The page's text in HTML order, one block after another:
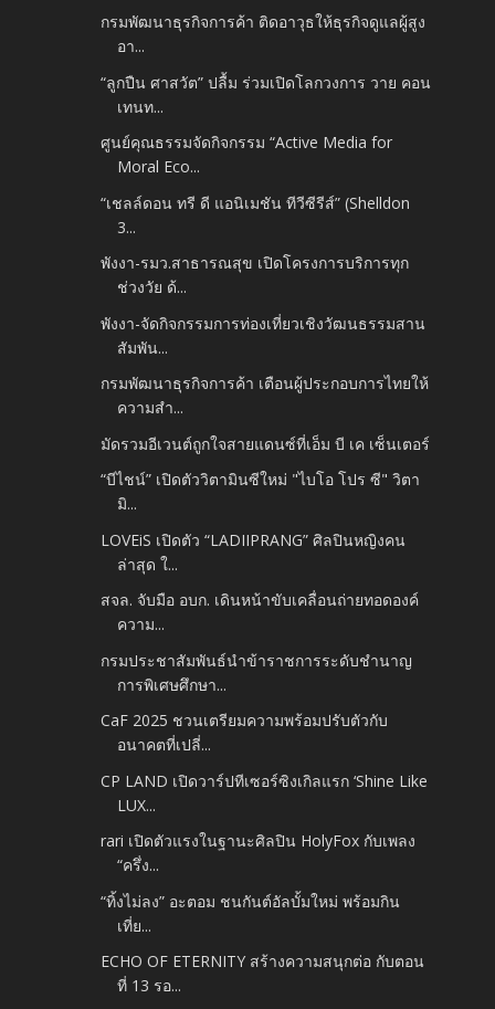
กรมพัฒนาธุรกิจการค้า ติดอาวุธให้ธุรกิจดูแลผู้สูง
อา...
“ลูกปืน ศาสวัต” ปลื้ม ร่วมเปิดโลกวงการ วาย คอน
เทนท...
ศูนย์คุณธรรมจัดกิจกรรม “Active Media for
Moral Eco...
“เชลล์ดอน ทรี ดี แอนิเมชัน ทีวีซีรีส์” (Shelldon
3...
พังงา-รมว.สาธารณสุข เปิดโครงการบริการทุก
ช่วงวัย ด้...
พังงา-จัดกิจกรรมการท่องเที่ยวเชิงวัฒนธรรมสาน
สัมพัน...
กรมพัฒนาธุรกิจการค้า เตือนผู้ประกอบการไทยให้
ความสำ...
มัดรวมอีเวนต์ถูกใจสายแดนซ์ที่เอ็ม บี เค เซ็นเตอร์
“บีไชน์” เปิดตัววิตามินซีใหม่ "ไบโอ โปร ซี" วิตา
มิ...
LOVEiS เปิดตัว “LADIIPRANG” ศิลปินหญิงคน
ล่าสุด ใ...
สจล. จับมือ อบก. เดินหน้าขับเคลื่อนถ่ายทอดองค์
ความ...
กรมประชาสัมพันธ์นำข้าราชการระดับชำนาญ
การพิเศษศึกษา...
CaF 2025 ชวนเตรียมความพร้อมปรับตัวกับ
อนาคตที่เปลี่...
CP LAND เปิดวาร์ปทีเซอร์ซิงเกิลแรก ‘Shine Like
LUX...
rari เปิดตัวแรงในฐานะศิลปิน HolyFox กับเพลง
“ครึ่ง...
“ทิ้งไม่ลง” อะตอม ชนกันต์อัลบั้มใหม่ พร้อมกิน
เที่ย...
ECHO OF ETERNITY สร้างความสนุกต่อ กับตอน
ที่ 13 รอ...